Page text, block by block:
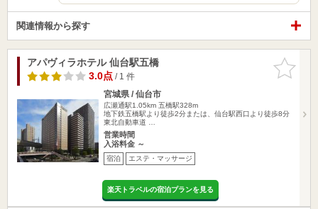
関連情報から探す
お気に入
りに追加
アパヴィラホテル 仙台駅五橋
3.0点/ 1 件
宮城県 / 仙台市
広瀬通駅1.05km 五橋駅328m
地下鉄五橋駅より徒歩2分または、仙台駅西口より徒歩8分
東北自動車道 …
営業時間
入浴料金 ～
宿泊 エステ・マッサージ
楽天トラベルの宿泊プランを見る